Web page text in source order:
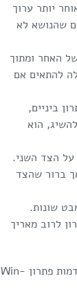
יותר ערוך
שהנושא לא
האחר ומתוך
להתאים אם
ביניים,
הוא
הצד השני.
ברור שהצד
שונות.
לרוב מאריך
השיטות השונות נבחנות על פני הרצף של WIN-WIN, WIN-LOOSE, LOOSE-LOOSE. מן הסתם השיטות שמקדמות פתרון Win-